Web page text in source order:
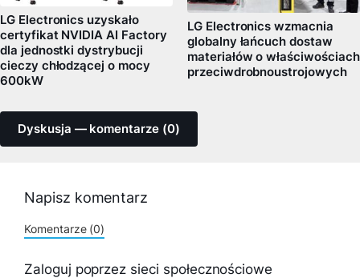
LG Electronics uzyskało
certyfikat NVIDIA AI Factory
dla jednostki dystrybucji
cieczy chłodzącej o mocy
600kW
LG Electronics wzmacnia
globalny łańcuch dostaw
materiałów o właściwościach
przeciwdrobnoustrojowych
Dyskusja — komentarze (0)
Napisz komentarz
Komentarze (0)
Zaloguj poprzez sieci społecznościowe